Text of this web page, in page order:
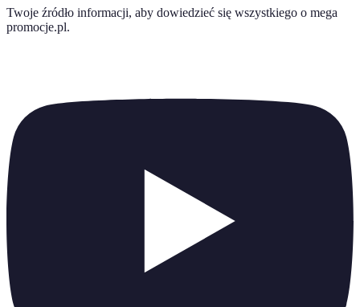
Twoje źródło informacji, aby dowiedzieć się wszystkiego o mega
promocje.pl.